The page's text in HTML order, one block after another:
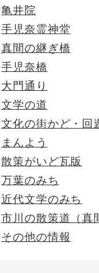
亀井院
手児奈霊神堂
真間の継ぎ橋
手児奈橋
大門通り
文学の道
文化の街かど・回
まんよう
散策がいど瓦版
万葉のみち
近代文学のみち
市川の散策道（真
その他の情報